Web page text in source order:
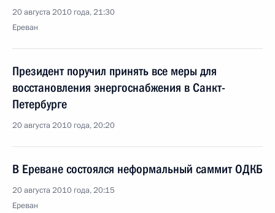
20 августа 2010 года, 21:30
Ереван
Президент поручил принять все меры для
восстановления энергоснабжения в Санкт-
Петербурге
20 августа 2010 года, 20:20
В Ереване состоялся неформальный саммит ОДКБ
20 августа 2010 года, 20:15
Ереван